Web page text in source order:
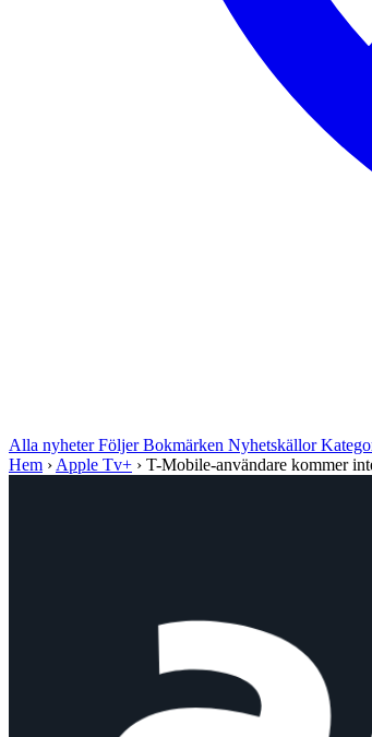
Alla nyheterFöljerBokmärken Nyhetskällor
Hem › Apple Tv+ › T-Mobile-användare kommer